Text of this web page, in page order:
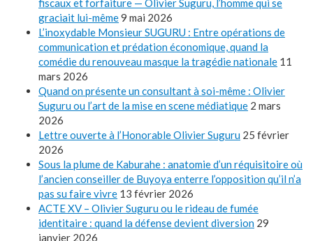
fiscaux et forfaiture — Olivier Suguru, l’homme qui se
graciait lui-même9 mai 2026
L’inoxydable Monsieur SUGURU : Entre opérations de
communication et prédation économique, quand la
comédie du renouveau masque la tragédie nationale 11
mars 2026
Quand on présente un consultant à soi-même : Olivier
Suguru ou l’art de la mise en scene médiatique 2 mars
2026
Lettre ouverte à l’Honorable Olivier Suguru 25 février
2026
Sous la plume de Kaburahe : anatomie d’un réquisitoire où
l’ancien conseiller de Buyoya enterre l’opposition qu’il n’a
pas su faire vivre 13 février 2026
ACTE XV – Olivier Suguru ou le rideau de fumée
identitaire : quand la défense devient diversion 29
janvier 2026